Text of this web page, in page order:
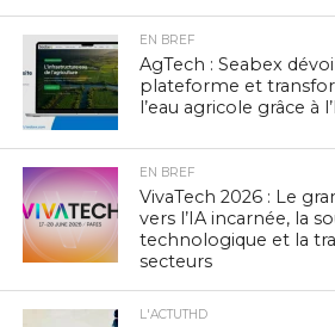
EN BREF
AgTech : Seabex
plateforme et
l’eau agricole grâce à
EN BREF
VivaTech 2026 : Le
vers l’IA incarnée, la
technologique et la
secteurs
L'ACTUTHD